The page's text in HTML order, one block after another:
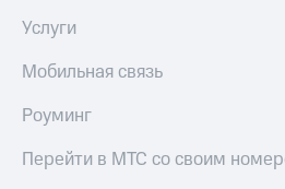
Услуги
Мобильная связь
Роуминг
Перейти в МТС со своим